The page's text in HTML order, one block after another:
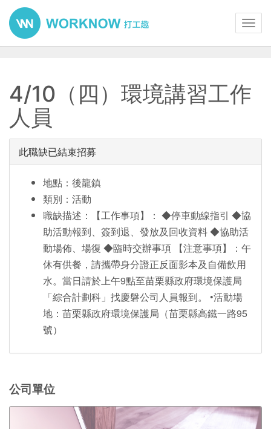
4/10（四）環境講習工作
人員
此職缺已結束招募
地點：後龍鎮
類別：活動
職缺描述：【工作事項】： ◆停車動線指引 ◆協
助活動報到、簽到退、發放及回收資料 ◆協助活
動場佈、場復 ◆臨時交辦事項 【注意事項】：午
休有供餐，請攜帶身分證正反面影本及自備飲用
水。當日請於上午9點至苗栗縣政府環境保護局
「綜合計劃科」找慶磐公司人員報到。 •活動場
地：苗栗縣政府環境保護局（苗栗縣高鐵一路95
號）
公司單位